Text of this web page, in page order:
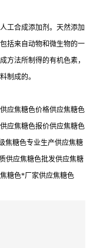
工合成添加剂。天然添加
括来自动物和微生物的一
方法所制得的有机色素，
制成的。
应焦糖色价格供应焦糖色
应焦糖色报价供应焦糖色
焦糖色专业生产供应焦糖
供应焦糖色批发供应焦糖
糖色*厂家供应焦糖色